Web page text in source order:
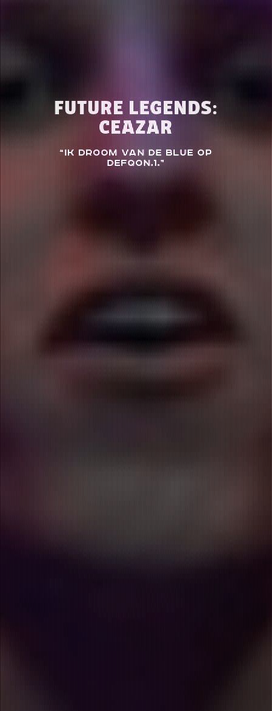
FUTURE LEGENDS:
CEAZAR
“Ik droom van de BLUE op
Defqon.1.”